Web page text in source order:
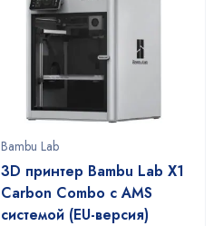
Bambu Lab
3D принтер Bambu Lab X1
Carbon Combo с AMS
системой (EU-версия)